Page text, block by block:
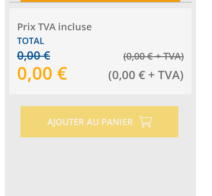
Prix ​​TVA incluse
TOTAL
0,00€ (0,00€+ TVA)
0,00 € (0,00 € + TVA)
AJOUTER AU PANIER